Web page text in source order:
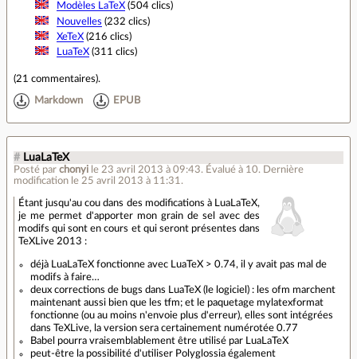
Modèles LaTeX(504 clics)
Nouvelles (232 clics)
XeTeX(216 clics)
LuaTeX(311 clics)
(21 commentaires).
Markdown EPUB
# LuaLaTeX
Posté par chonyi le 23 avril 2013 à 09:43. Évalué à 10. Dernière
modification le 25 avril 2013 à 11:31.
Étant jusqu'au cou dans des modifications à LuaLaTeX,
je me permet d'apporter mon grain de sel avec des
modifs qui sont en cours et qui seront présentes dans
TeXLive 2013 :
déjà LuaLaTeX fonctionne avec LuaTeX > 0.74, il y avait pas mal de
modifs à faire…
deux corrections de bugs dans LuaTeX (le logiciel) : les ofm marchent
maintenant aussi bien que les tfm; et le paquetage mylatexformat
fonctionne (ou au moins n'envoie plus d'erreur), elles sont intégrées
dans TeXLive, la version sera certainement numérotée 0.77
Babel pourra vraisemblablement être utilisé par LuaLaTeX
peut-être la possibilité d'utiliser Polyglossia également